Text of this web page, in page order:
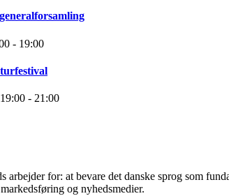
- 19:00
- 21:00
arbejder for: at bevare det danske sprog som
og nyhedsmedier.